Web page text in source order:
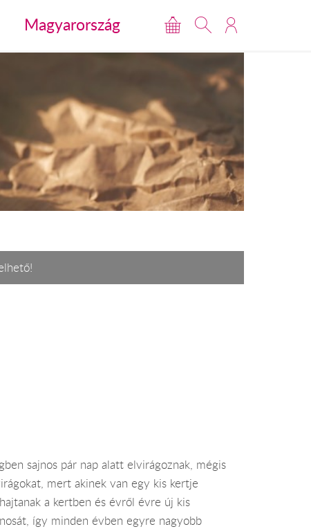
Magyarország
sajnos pár nap alatt elvirágoznak, mégis
mert akinek van egy kis kertje
a kertben és évről évre új kis
így minden évben egyre nagyobb